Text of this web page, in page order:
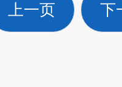
上一页 下